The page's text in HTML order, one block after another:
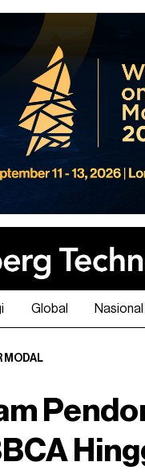
Global Nasional
MODAL